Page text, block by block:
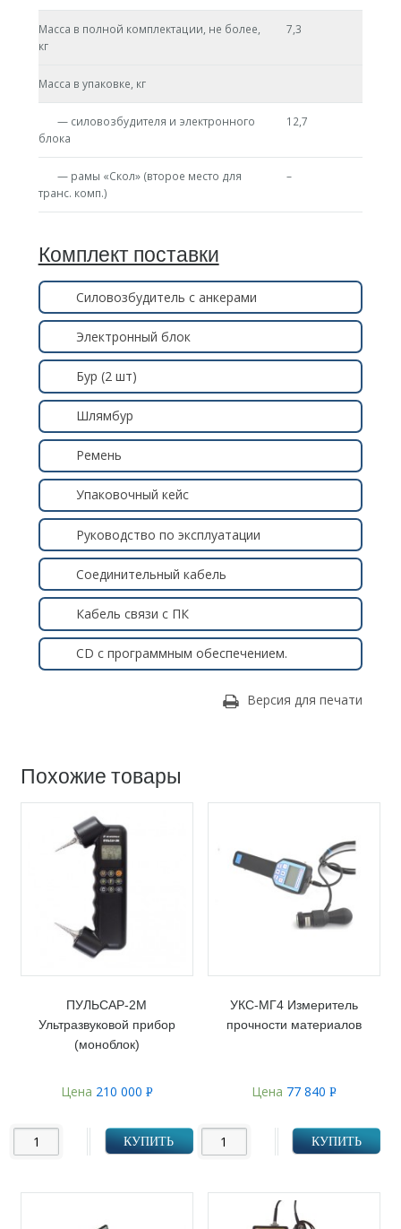
Масса в полной комплектации, не более,
кг
7,3
Масса в упаковке, кг
— силовозбудителя и электронного
блока
12,7
— рамы «Скол» (второе место для
транс. комп.)
–
Комплект поставки
Силовозбудитель с анкерами
Электронный блок
Бур (2 шт)
Шлямбур
Ремень
Упаковочный кейс
Руководство по эксплуатации
Соединительный кабель
Кабель связи с ПК
СD с программным обеспечением.
Версия для печати
Похожие товары
ПУЛЬСАР-2М
Ультразвуковой прибор
(моноблок)
Цена 210 000 Р
КУПИТЬ
УКС-МГ4 Измеритель
прочности материалов
Цена 77 840Р
КУПИТЬ